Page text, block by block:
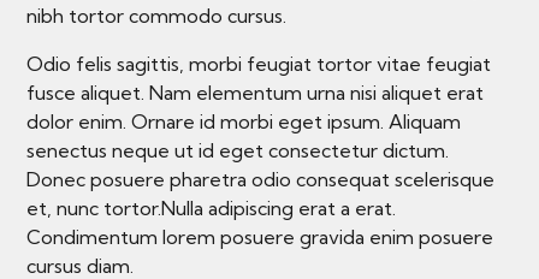
nibh tortor commodo cursus.
Odio felis sagittis, morbi feugiat tortor vitae feugiat
fusce aliquet. Nam elementum urna nisi aliquet erat
dolor enim. Ornare id morbi eget ipsum. Aliquam
senectus neque ut id eget consectetur dictum.
Donec posuere pharetra odio consequat scelerisque
et, nunc tortor.Nulla adipiscing erat a erat.
Condimentum lorem posuere gravida enim posuere
cursus diam.